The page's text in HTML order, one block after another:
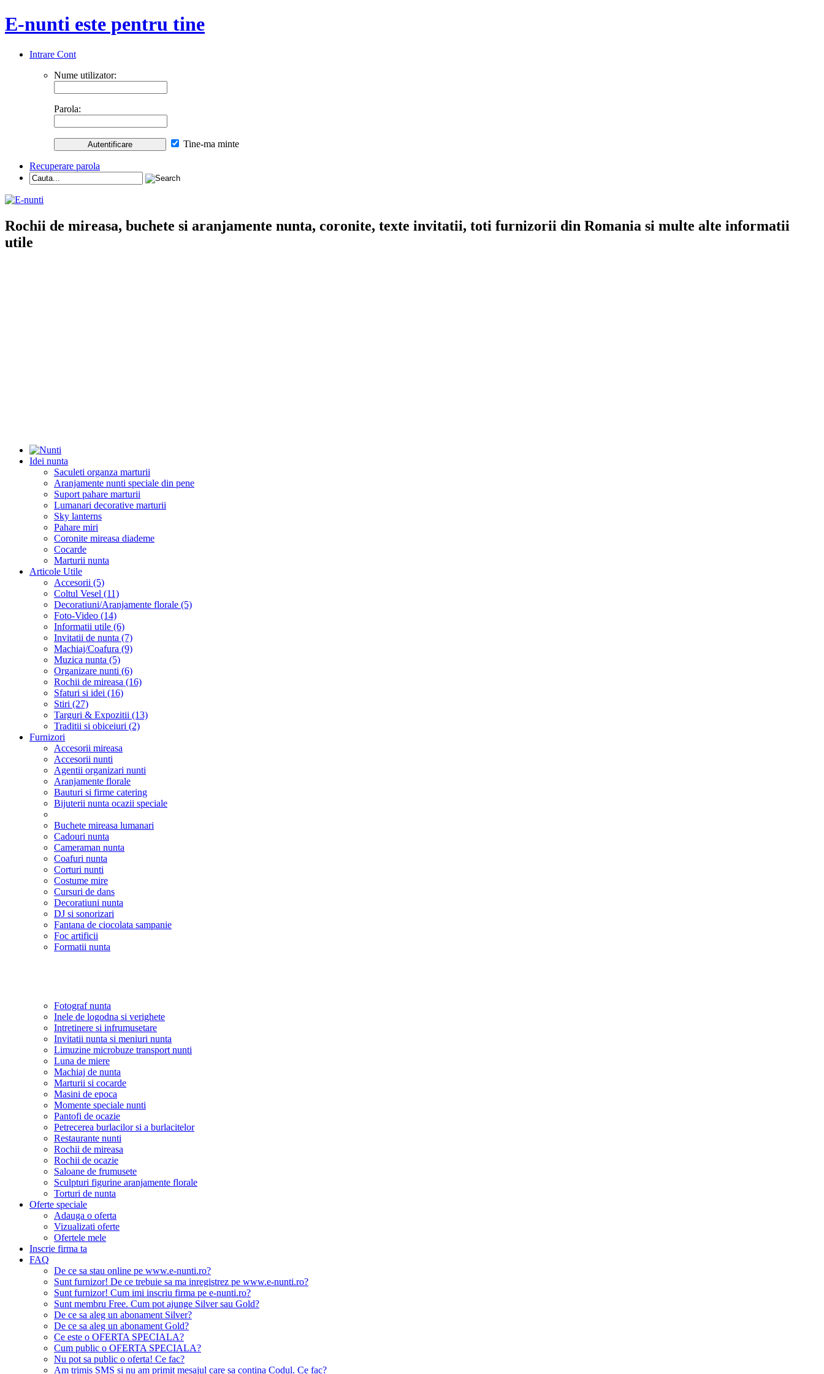
E-nunti este pentru tine
Intrare Cont
Nume utilizator:
Parola:
Tine-ma minte
Recuperare parola
Rochii de mireasa, buchete si aranjamente nunta, coronite, texte invitatii, toti furnizorii din Romania si multe alte informatii
utile
Idei nunta
Saculeti organza marturii
Aranjamente nunti speciale din pene
Suport pahare marturii
Lumanari decorative marturii
Sky lanterns
Pahare miri
Coronite mireasa diademe
Cocarde
Marturii nunta
Articole Utile
Accesorii (5)
Coltul Vesel (11)
Decoratiuni/Aranjamente florale (5)
Foto-Video (14)
Informatii utile (6)
Invitatii de nunta (7)
Machiaj/Coafura (9)
Muzica nunta (5)
Organizare nunti (6)
Rochii de mireasa (16)
Sfaturi si idei (16)
Stiri (27)
Targuri & Expozitii (13)
Traditii si obiceiuri (2)
Furnizori
Accesorii mireasa
Accesorii nunti
Agentii organizari nunti
Aranjamente florale
Bauturi si firme catering
Bijuterii nunta ocazii speciale
Buchete mireasa lumanari
Cadouri nunta
Cameraman nunta
Coafuri nunta
Corturi nunti
Costume mire
Cursuri de dans
Decoratiuni nunta
DJ si sonorizari
Fantana de ciocolata sampanie
Foc artificii
Formatii nunta
Fotograf nunta
Inele de logodna si verighete
Intretinere si infrumusetare
Invitatii nunta si meniuri nunta
Limuzine microbuze transport nunti
Luna de miere
Machiaj de nunta
Marturii si cocarde
Masini de epoca
Momente speciale nunti
Pantofi de ocazie
Petrecerea burlacilor si a burlacitelor
Restaurante nunti
Rochii de mireasa
Rochii de ocazie
Saloane de frumusete
Sculpturi figurine aranjamente florale
Torturi de nunta
Oferte speciale
Adauga o oferta
Vizualizati oferte
Ofertele mele
Inscrie firma ta
FAQ
De ce sa stau online pe www.e-nunti.ro?
Sunt furnizor! De ce trebuie sa ma inregistrez pe www.e-nunti.ro?
Sunt furnizor! Cum imi inscriu firma pe e-nunti.ro?
Sunt membru Free. Cum pot ajunge Silver sau Gold?
De ce sa aleg un abonament Silver?
De ce sa aleg un abonament Gold?
Ce este o OFERTA SPECIALA?
Cum public o OFERTA SPECIALA?
Nu pot sa public o oferta! Ce fac?
Am trimis SMS si nu am primit mesajul care sa contina Codul. Ce fac?